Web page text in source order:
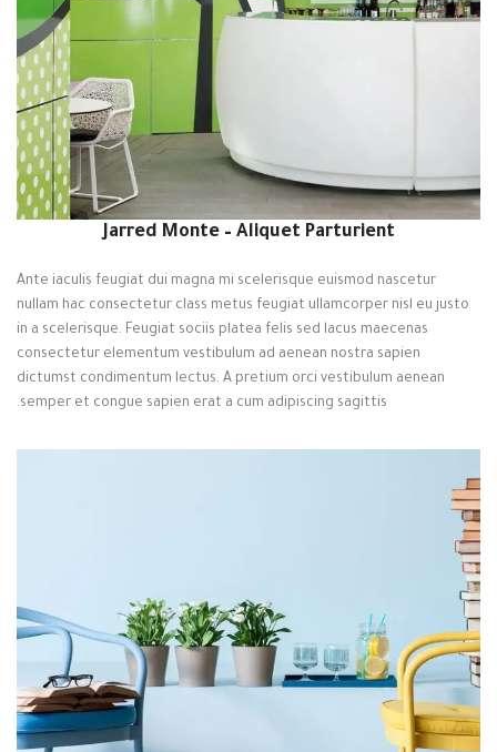
Jarred Monte – Aliquet Parturient
Ante iaculis feugiat dui magna mi scelerisque euismod nascetur
nullam hac consectetur class metus feugiat ullamcorper nisl eu justo
in a scelerisque. Feugiat sociis platea felis sed lacus maecenas
consectetur elementum vestibulum ad aenean nostra sapien
dictumst condimentum lectus. A pretium orci vestibulum aenean
semper et congue sapien erat a cum adipiscing sagittis.